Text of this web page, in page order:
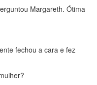
Margareth. Ótima
fechou a cara e fez